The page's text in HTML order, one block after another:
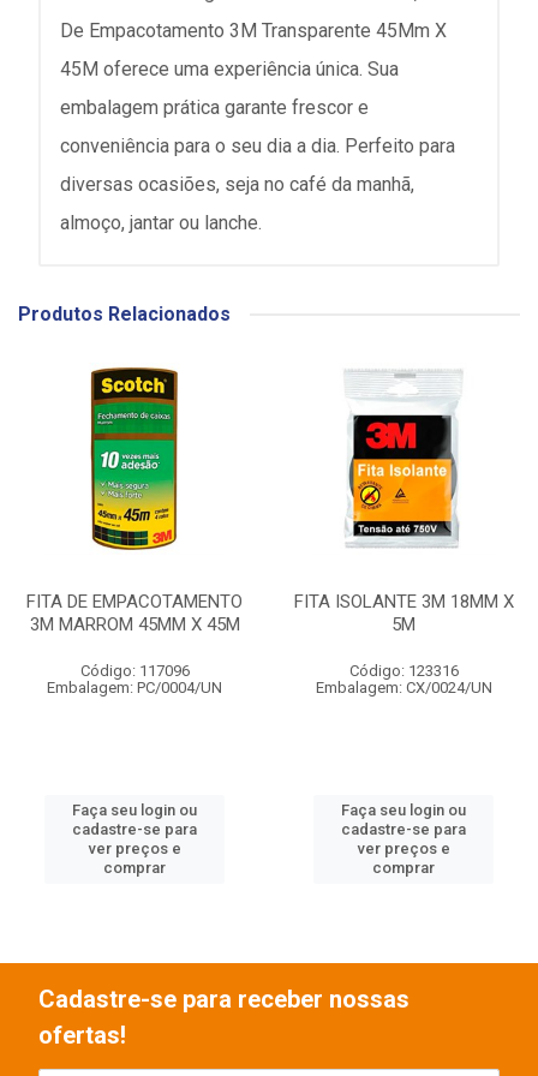
De Empacotamento 3M Transparente 45Mm X
45M oferece uma experiência única. Sua
embalagem prática garante frescor e
conveniência para o seu dia a dia. Perfeito para
diversas ocasiões, seja no café da manhã,
almoço, jantar ou lanche.
Produtos Relacionados
FITA DE EMPACOTAMENTO
3M MARROM 45MM X 45M
Código: 117096
Embalagem: PC/0004/UN
Faça seu login ou
cadastre-se para
ver preços e
comprar
FITA ISOLANTE 3M 18MM X
5M
Código: 123316
Embalagem: CX/0024/UN
Faça seu login ou
cadastre-se para
ver preços e
comprar
Cadastre-se para receber nossas
ofertas!